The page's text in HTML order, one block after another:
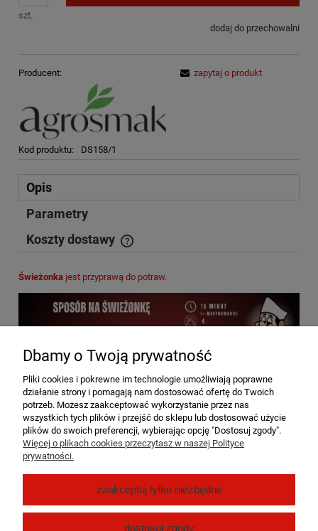
szt.
dodaj do przechowalni
Producent:
Kod produktu: DS158/1
zapytaj o produkt
Opis
Parametry
Koszty dostawy
Cena nie zawiera ewentualnych kosztów płatności
Świeżonka jest przyprawą do potraw.
Pomoc
Moje konto
Dbamy o Twoją prywatność
Pliki cookies i pokrewne im technologie umożliwiają poprawne
działanie strony i pomagają nam dostosować ofertę do Twoich
potrzeb. Możesz zaakceptować wykorzystanie przez nas
wszystkich tych plików i przejść do sklepu lub dostosować użycie
plików do swoich preferencji, wybierając opcję "Dostosuj zgody".
Więcej o plikach cookies przeczytasz w naszej Polityce
prywatności.
zaakceptuj tylko niezbędne
dostosuj zgody